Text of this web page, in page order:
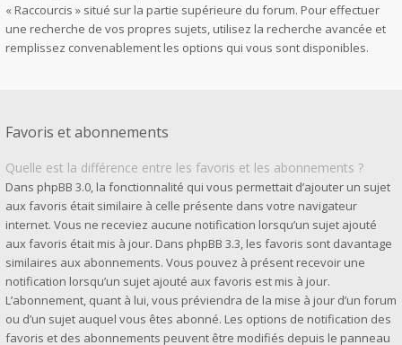
« Raccourcis » situé sur la partie supérieure du forum. Pour effectuer
une recherche de vos propres sujets, utilisez la recherche avancée et
remplissez convenablement les options qui vous sont disponibles.
Favoris et abonnements
Quelle est la différence entre les favoris et les abonnements ?
Dans phpBB 3.0, la fonctionnalité qui vous permettait d’ajouter un sujet
aux favoris était similaire à celle présente dans votre navigateur
internet. Vous ne receviez aucune notification lorsqu’un sujet ajouté
aux favoris était mis à jour. Dans phpBB 3.3, les favoris sont davantage
similaires aux abonnements. Vous pouvez à présent recevoir une
notification lorsqu’un sujet ajouté aux favoris est mis à jour.
L’abonnement, quant à lui, vous préviendra de la mise à jour d’un forum
ou d’un sujet auquel vous êtes abonné. Les options de notification des
favoris et des abonnements peuvent être modifiés depuis le panneau